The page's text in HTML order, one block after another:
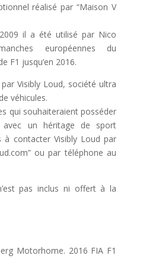
réalisé par “Maison V
il a été utilisé par Nico
européennes du
F1 jusqu’en 2016.
Visibly Loud, société ultra
véhicules.
qui souhaiteraient posséder
avec un héritage de sport
à contacter Visibly Loud par
ou par téléphone au
pas inclus ni offert à la
Motorhome. 2016 FIA F1